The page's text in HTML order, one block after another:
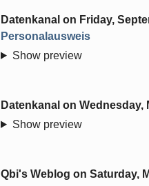
Datenkanal on Friday,
Personalausweis
Show preview
Datenkanal on Wednesday,
Show preview
Qbi's Weblog on Saturday,